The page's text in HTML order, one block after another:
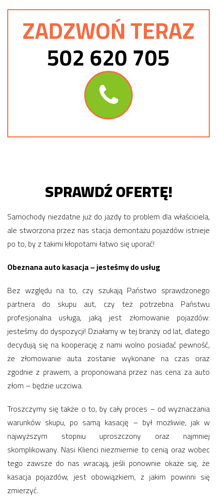
ZADZWOŃ TERAZ
502 620 705
SPRAWDŹ OFERTĘ!
Samochody niezdatne już do jazdy to problem dla właściciela,
ale stworzona przez nas stacja demontażu pojazdów istnieje
po to, by z takimi kłopotami łatwo się uporać!
Obeznana auto kasacja – jesteśmy do usług
Bez względu na to, czy szukają Państwo sprawdzonego
partnera do skupu aut, czy też potrzebna Państwu
profesjonalna usługa, jaką jest złomowanie pojazdów:
jesteśmy do dyspozycji! Działamy w tej branży od lat, dlatego
decydują się na kooperację z nami wolno posiadać pewność,
że złomowanie auta zostanie wykonane na czas oraz
zgodnie z prawem, a proponowana przez nas cena za auto
złom – będzie uczciwa.
Troszczymy się także o to, by cały proces – od wyznaczania
warunków skupu, po samą kasację – był możliwie, jak w
najwyższym stopniu uproszczony oraz najmniej
skomplikowany. Nasi Klienci niezmiernie to cenią oraz wobec
tego zawsze do nas wracają, jeśli ponownie okaże się, że
kasacja pojazdów, jest obowiązkiem, z jakim powinni się
zmierzyć.